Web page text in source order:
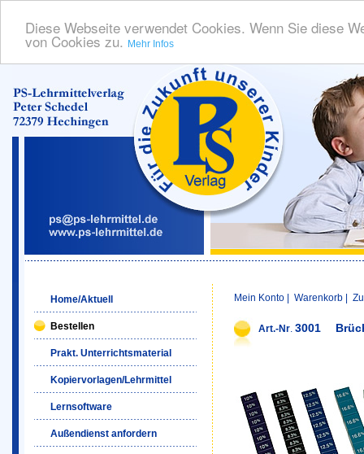
Diese Webseite verwendet Cookies. Wenn Sie diese
von Cookies zu. Mehr Infos
Home/Aktuell
Bestellen
Prakt. Unterrichtsmaterial
Kopiervorlagen/Lehrmittel
Lernsoftware
Außendienst anfordern
Mein Konto Warenkorb
Art.-Nr. 3001